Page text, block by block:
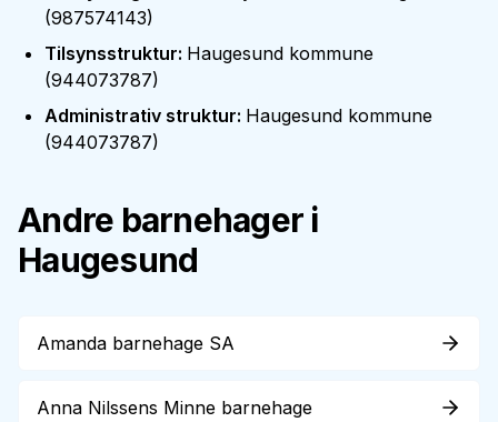
(987574143)
Tilsynsstruktur: Haugesund kommune
(944073787)
Administrativ struktur: Haugesund kommune
(944073787)
Andre barnehager i
Haugesund
Amanda barnehage SA
Anna Nilssens Minne barnehage